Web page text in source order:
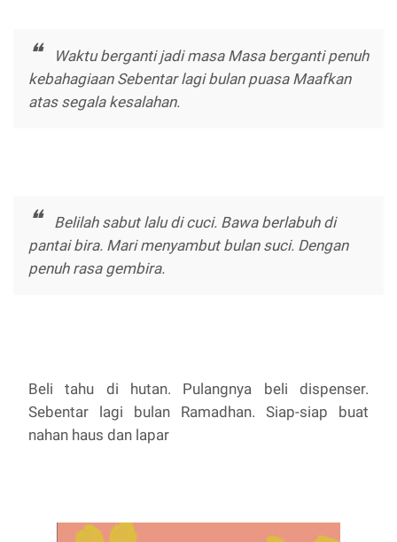
Waktu berganti jadi masa Masa berganti penuh
kebahagiaan Sebentar lagi bulan puasa Maafkan
atas segala kesalahan.
Belilah sabut lalu di cuci. Bawa berlabuh di
pantai bira. Mari menyambut bulan suci. Dengan
penuh rasa gembira.
Beli tahu di hutan. Pulangnya beli dispenser.
Sebentar lagi bulan Ramadhan. Siap-siap buat
nahan haus dan lapar